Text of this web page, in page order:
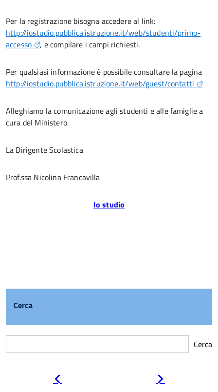
Per la registrazione bisogna accedere al link:
http://iostudio.pubblica.istruzione.it/web/studenti/primo-
accesso
, e compilare i campi richiesti.
Per qualsiasi informazione è possibile consultare la pagina
http://iostudio.pubblica.istruzione.it/web/guest/contatti
Alleghiamo la comunicazione agli studenti e alle famiglie a
cura del Ministero.
La Dirigente Scolastica
Prof.ssa Nicolina Francavilla
Io studio
Cerca
Cerca